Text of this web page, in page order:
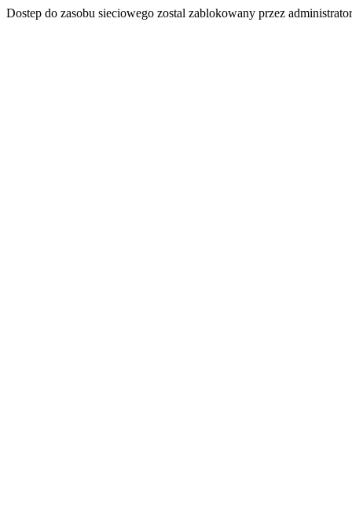
Dostep do zasobu sieciowego zostal zablokowany przez